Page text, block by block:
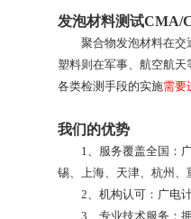
发泡材料测试CMA/
聚合物发泡材料在交
塑料则在军事、航空航
各类检测手段的实施需要
我们的优势
1、服务覆盖全国：
锡、上海、天津、杭州
2、机构认可：广电
3、专业技术服务：